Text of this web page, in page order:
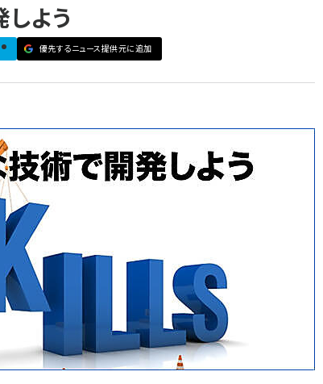
よう
優先するニュース提供元に追加